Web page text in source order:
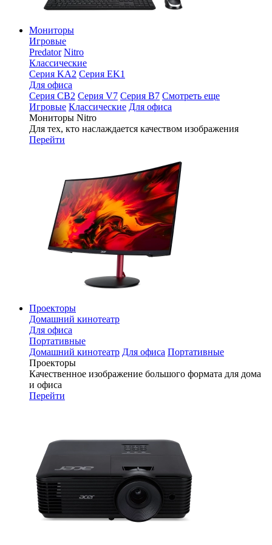
Мониторы
Игровые
Predator Nitro
Классические
Серия KA2 Серия EK1
Для офиса
Серия CB2 Серия V7 Серия B7 Смотреть еще
Игровые Классические Для офиса
Мониторы Nitro
Для тех, кто наслаждается качеством изображения
Перейти
Проекторы
Домашний кинотеатр
Для офиса
Портативные
Домашний кинотеатр Для офиса Портативные
Проекторы
Качественное изображение большого формата для дома
и офиса
Перейти